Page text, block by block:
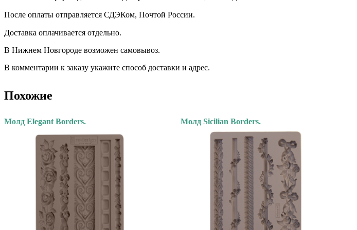
После оплаты отправляется СДЭКом, Почтой России. ⠀
Доставка оплачивается отдельно. ⠀
В Нижнем Новгороде возможен самовывоз.
В комментарии к заказу укажите способ доставки и адрес.
Похожие
Молд Elegant Borders. Молд Sicilian Borders.